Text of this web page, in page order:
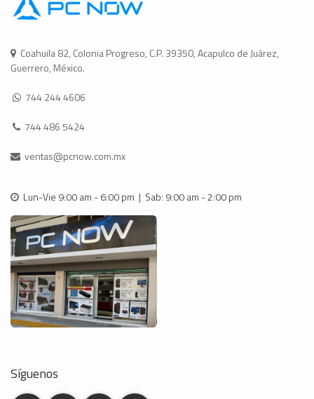
Coahuila 82, Colonia Progreso, C.P. 39350, Acapulco de Juárez,
Guerrero, México.
744 244 4606
744 486 5424
ventas@pcnow.com.mx
Lun-Vie 9:00 am - 6:00 pm | Sab: 9:00 am - 2:00 pm
Síguenos